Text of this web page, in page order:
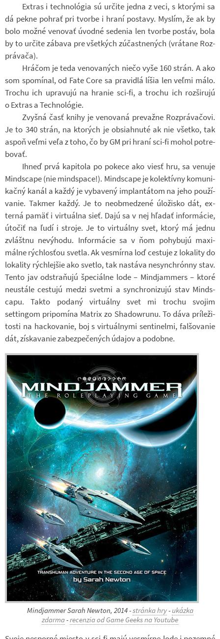
Ex­tras i tech­no­ló­gia sú ur­čite jedna z veci, s kto­rými sa
dá pekne po­hrať pri tvorbe i hraní po­stavy. Mys­lím, že ak by
bolo možné ve­no­vať úvodné se­de­nia len tvorbe po­stáv, bola
by to ur­čite zá­bava pre všet­kých zú­čast­ne­ných (vrátane Roz­
prá­vača).
Hrá­čom je teda ve­no­va­ných niečo vyše 160 strán. A ako
som spo­mí­nal, od Fate Core sa pra­vi­dlá líšia len veľmi málo.
Tro­chu ich upra­vujú na hra­nie sci-​fi, a tro­chu ich roz­ši­rujú
o Ex­tras a Tech­no­ló­gie.
Zvyšná časť knihy je ve­no­vaná pre­važne Roz­prá­va­čovi.
Je to 340 strán, na kto­rých je ob­si­ahnuté ak nie všetko, tak
aspoň veľmi veľa z toho, čo by GM pri hraní sci-​fi mohol po­tre­
bo­vať.
Ihneď prvá ka­pi­tola po po­kece ako viesť hru, sa ve­nuje
Mind­s­cape (nie mind­space!). Mind­s­cape je ko­lek­tívny ko­mu­ni­
kačný kanál a každý je vy­ba­vený im­plan­tá­tom na jeho po­u­ží­
va­nie. Takmer každý. Je to ne­ob­med­zené úlo­žisko dát, ex­
terná pamäť i vir­tu­álna sieť. Dajú sa v nej hľadať in­for­má­cie,
úto­čiť na ľudí i stroje. Je to vir­tu­álny svet, ktorý má jednu
zvláštnu ne­vý­hodu. In­for­má­cie sa v ňom po­hy­bujú ma­xi­
málne rých­los­ťou svetla. Ak vesmírna loď ces­tuje z lo­ka­lity do
lo­ka­lity rých­lej­šie ako svetlo, tak na­stáva ne­syn­chrónny stav.
Tento jav od­stra­ňujú špe­ci­álne lode – Min­d­ja­m­mers – ktoré
ne­u­stále ces­tujú medzi svetmi a syn­chro­ni­zujú stav Mind­s­
capu. Takto po­daný vir­tu­álny svet mi tro­chu svo­jim
settingom pri­po­mína Ma­t­rix zo Sha­dowrunu. To dáva prí­le­ži­
tosti na hac­ko­va­nie, boj s vir­tu­ál­nymi sen­ti­nelmi, fal­šo­va­nie
dát, zís­ka­va­nie za­bez­pe­če­ných úda­jov a po­dobne.
Min­d­ja­m­mer Sarah New­ton, 2014 -stránka hry- ukázka
zdarma-re­cen­zia od Game Geeks na You­tube